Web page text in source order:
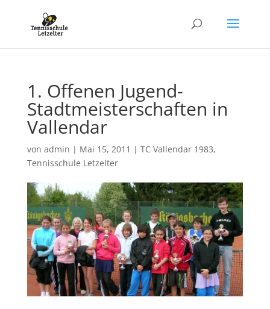
1. Offenen Jugend-
Stadtmeisterschaften in
Vallendar
von admin | Mai 15, 2011 | TC Vallendar 1983,
Tennisschule Letzelter